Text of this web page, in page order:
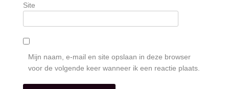
Site
Mijn naam, e-mail en site opslaan in deze browser
voor de volgende keer wanneer ik een reactie plaats.